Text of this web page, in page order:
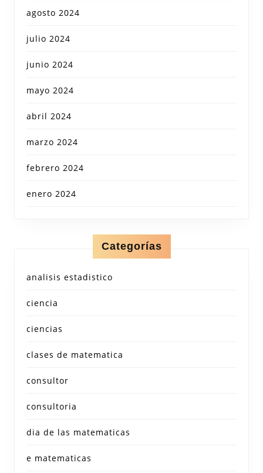
agosto 2024
julio 2024
junio 2024
mayo 2024
abril 2024
marzo 2024
febrero 2024
enero 2024
Categorías
analisis estadistico
ciencia
ciencias
clases de matematica
consultor
consultoria
dia de las matematicas
e matematicas